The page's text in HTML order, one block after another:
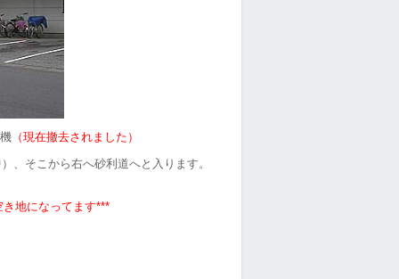
（現在撤去されました）
、そこから右へ砂利道へと入ります。
地になってます***